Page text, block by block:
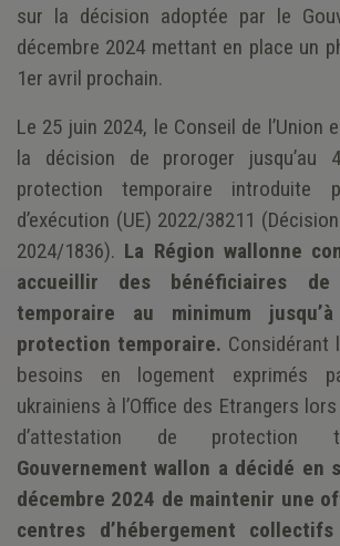
sur la décision adoptée par le
décembre 2024 mettant en place un
1er avril prochain.
Le 25 juin 2024, le Conseil de l’Union
la décision de proroger jusqu’au
protection temporaire introduite
d’exécution (UE) 2022/38211
2024/1836). La Région wallonne
accueillir des bénéficiaires
temporaire au minimum
protection temporaire. Considérant
besoins en logement exprimés
ukrainiens à l’Office des Etrangers
d’attestation de protection
Gouvernement wallon a décidé en
décembre 2024 de maintenir une
centres d’hébergement